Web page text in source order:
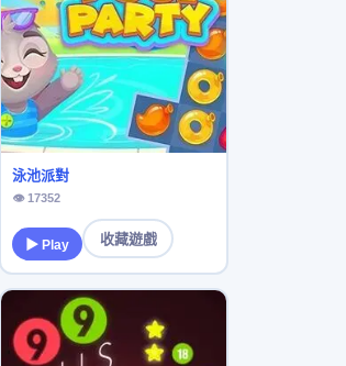
泳池派對
👁 17352
▶ Play 收藏遊戲